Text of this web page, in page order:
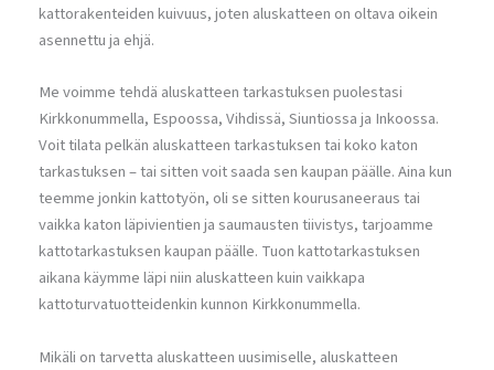
kattorakenteiden kuivuus, joten aluskatteen on oltava oikein
asennettu ja ehjä.
Me voimme tehdä aluskatteen tarkastuksen puolestasi
Kirkkonummella, Espoossa, Vihdissä, Siuntiossa ja Inkoossa.
Voit tilata pelkän aluskatteen tarkastuksen tai koko katon
tarkastuksen – tai sitten voit saada sen kaupan päälle. Aina kun
teemme jonkin kattotyön, oli se sitten kourusaneeraus tai
vaikka katon läpivientien ja saumausten tiivistys, tarjoamme
kattotarkastuksen kaupan päälle. Tuon kattotarkastuksen
aikana käymme läpi niin aluskatteen kuin vaikkapa
kattoturvatuotteidenkin kunnon Kirkkonummella.
Mikäli on tarvetta aluskatteen uusimiselle, aluskatteen